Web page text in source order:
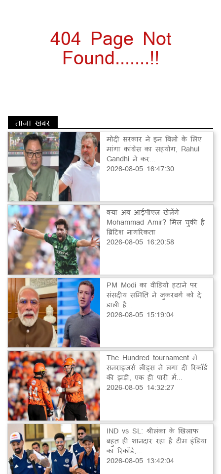
404 Page Not
Found.......!!
ताज़ा खबर
मोदी सरकार ने इन बिलों के लिए
मांगा कांग्रेस का सहयोग, Rahul
Gandhi ने कर...
2026-08-05 16:47:30
क्या अब आईपीएल खेलेंगे
Mohammad Amir? मिल चुकी है
ब्रिटिश नागरिकता
2026-08-05 16:20:58
PM Modi का वीडियो हटाने पर
संसदीय समिति ने जुकरबर्ग को दे
डाली है...
2026-08-05 15:19:04
The Hundred tournament में
सनराइजर्स लीड्स ने लगा दी रिकॉर्ड
की झड़ी, एक ही पारी में...
2026-08-05 14:32:27
IND vs SL: श्रीलंका के खिलाफ
बहुत ही शानदार रहा है टीम इंडिया
का रिकॉर्ड,...
2026-08-05 13:42:04